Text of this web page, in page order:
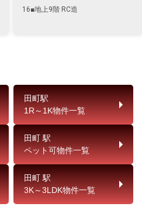
16■地上9階 RC造
田町駅
1R～1K物件一覧
田町 駅
ペット可物件一覧
田町 駅
3K～3LDK物件一覧